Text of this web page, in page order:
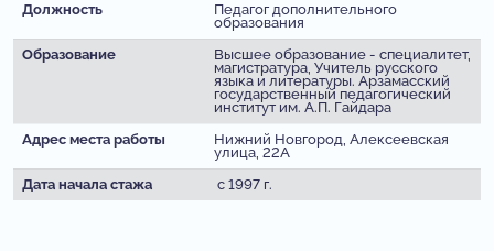
Должность
Педагог дополнительного
образования
Образование
Высшее образование - специалитет,
магистратура, Учитель русского
языка и литературы. Арзамасский
государственный педагогический
институт им. А.П. Гайдара
Адрес места работы
Нижний Новгород, Алексеевская
улица, 22А
Дата начала стажа
с 1997 г.